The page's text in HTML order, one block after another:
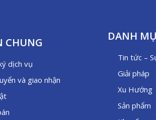
CHUNG
dịch vụ
và giao nhận
DANH
Tin tức –
Giải pháp
Xu Hướng
Sản phẩm